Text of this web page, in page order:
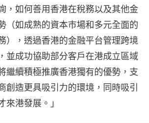
，如何善用香港在稅務以及其他金
（如成熟的資本巿場和多元全面的
），透過香港的金融平台管理跨境
並成功協助部分客戶在港成立區域
繼續積極推廣香港獨有的優勢，支
創造更具吸引力的環境，同時吸引
來港發展。」